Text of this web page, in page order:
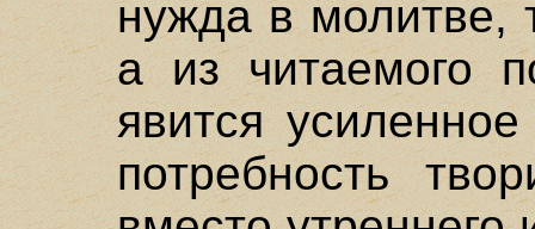
нужда в молитве,
а из читаемого
явится
потребность